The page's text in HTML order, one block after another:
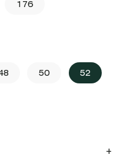
176
50 52
+